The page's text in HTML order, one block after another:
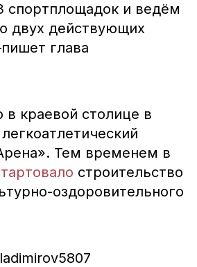
спортплощадок и ведём
двух действующих
глава
краевой столице в
легкоатлетический
Тем временем в
строительство
оздоровительного